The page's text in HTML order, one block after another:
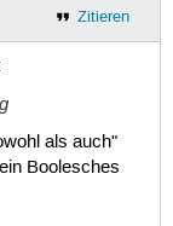
Zitieren
als auch"
Boolesches